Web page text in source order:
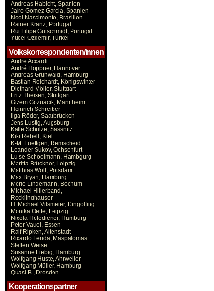
Andreas Habicht, Spanien
Jairo Gomez Garcia, Spanien
Noel Nascimento, Brasilien
Rainer Kranz, Portugal
Rui Filipe Gutschmidt, Portugal
Yücel Özdemir, Türkei
Volkskorrespondenten/innen
Andre Accardi
André Höppner, Hannover
Andreas Grünwald, Hamburg
Bastian Reichardt, Königswinter
Diethard Möller, Stuttgart
Fritz Theisen, Stuttgart
Gizem Gözüacik, Mannheim
Heinrich Schreiber
Ilga Röder, Saarbrücken
Jens Lustig, Augsburg
Kalle Schulze, Sassnitz
Kiki Rebell, Kiel
K-M. Luettgen, Remscheid
Leander Sukov, Ochsenfurt
Luise Schoolmann, Hambgurg
Maritta Brückner, Leipzig
Matthias Wolf, Potsdam
Max Bryan, Hamburg
Merle Lindemann, Bochum
Michael Hillerband,
Recklinghausen
H. Michael Vilsmeier, Dingolfing
Monika Oette, Leipzig
Nicola Hofediener, Hamburg
Peter Vauel, Essen
Ralf Ripken, Altenstadt
Ricardo Lerida, Maspalomas
Steffen Weise
Susanne Fiebig, Hamburg
Wolfgang Huste, Ahrweiler
Wolfgang Müller, Hamburg
Quasi B., Dresden
Kooperationspartner